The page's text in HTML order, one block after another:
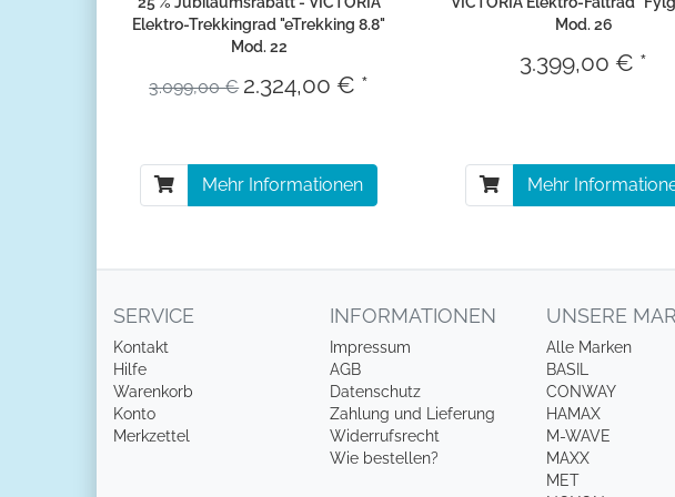
Elektro-Trekkingrad "eTrekking 8.8"
Mod. 22
3.099,00 € 2.324,00 € *
Mehr Informationen
Mod. 26
3.399,00 € *
Mehr
SERVICE
Kontakt
Hilfe
Warenkorb
Konto
Merkzettel
INFORMATIONEN
Impressum
AGB
Datenschutz
Zahlung und Lieferung
Widerrufsrecht
Wie bestellen?
UNSERE
Alle Marken
BASIL
CONWAY
HAMAX
M-WAVE
MAXX
MET